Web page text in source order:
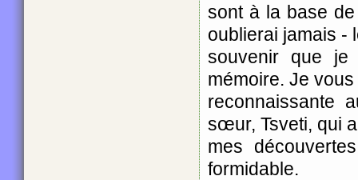
sont à la base
oublierai jamais -
souvenir que
mémoire. Je
reconnaissante
sœur, Tsveti, qui
mes
formidable.